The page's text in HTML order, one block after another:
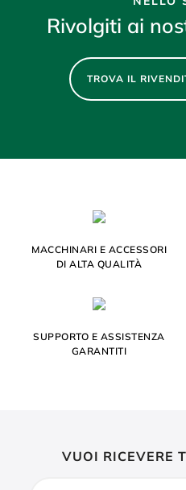
Rivolgiti ai
TROVA IL
MACCHINARI E ACCESSORI
DI ALTA QUALITÀ
SUPPORTO E ASSISTENZA
GARANTITI
VUOI RICEVERE